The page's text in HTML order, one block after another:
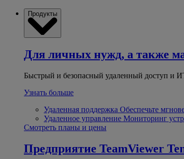
Продукты
Для личных нужд, а также
Быстрый и безопасный удаленный доступ и
Узнать больше
Удаленная поддержка Обеспечьте
Удаленное управление Мониторинг
Смотреть планы и цены
Предприятие TeamViewer